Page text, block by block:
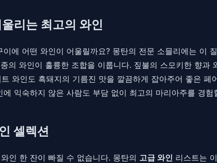
리는 최고의 와인
이에 어떤 와인이 어울릴까요? 몽탄의 전문 소믈리에는 이
의 와인이 훌륭한 조합을 이룹니다. 짚불의 스모키한 향
와인도 흑돼지의 기름진 맛을 깔끔하게 잡아주어 좋은 페
익숙하지 않은 사람도 부담 없이 최고의 마리아주를 경험
셀렉션
인 한 잔이 빠질 수 없습니다. 몽탄의 고급 와인 리스트는